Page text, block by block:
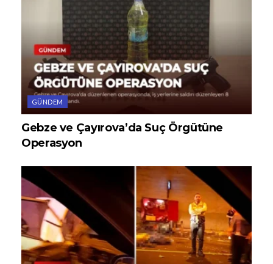
GÜNDEM
Gebze ve Çayırova’da Suç Örgütüne
Operasyon